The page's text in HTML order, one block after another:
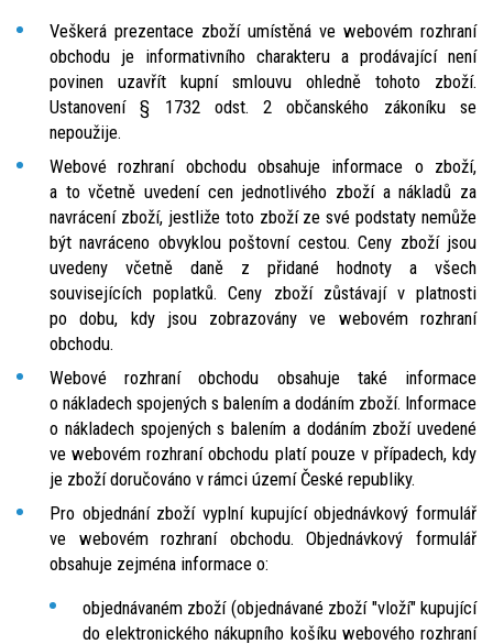
Veškerá prezentace zboží umístěná ve webovém rozhraní
obchodu je informativního charakteru a prodávající není
povinen uzavřít kupní smlouvu ohledně tohoto zboží.
Ustanovení § 1732 odst. 2 občanského zákoníku se
nepoužije.
Webové rozhraní obchodu obsahuje informace o zboží,
a to včetně uvedení cen jednotlivého zboží a nákladů za
navrácení zboží, jestliže toto zboží ze své podstaty nemůže
být navráceno obvyklou poštovní cestou. Ceny zboží jsou
uvedeny včetně daně z přidané hodnoty a všech
souvisejících poplatků. Ceny zboží zůstávají v platnosti
po dobu, kdy jsou zobrazovány ve webovém rozhraní
obchodu.
Webové rozhraní obchodu obsahuje také informace
o nákladech spojených s balením a dodáním zboží. Informace
o nákladech spojených s balením a dodáním zboží uvedené
ve webovém rozhraní obchodu platí pouze v případech, kdy
je zboží doručováno v rámci území České republiky.
Pro objednání zboží vyplní kupující objednávkový formulář
ve webovém rozhraní obchodu. Objednávkový formulář
obsahuje zejména informace o:
objednávaném zboží (objednávané zboží "vloží" kupující
do elektronického nákupního košíku webového rozhraní